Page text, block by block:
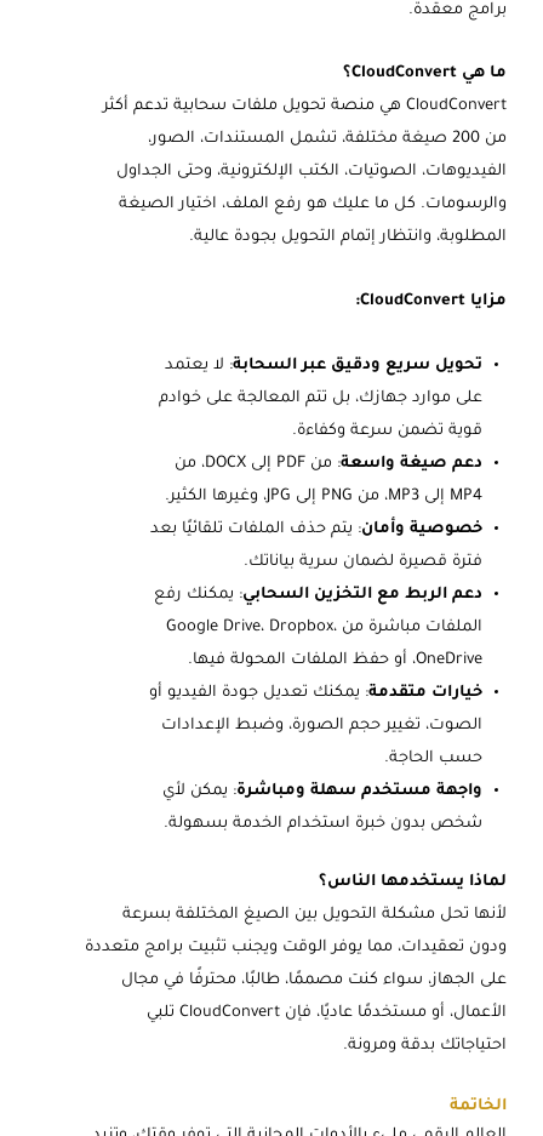
برامج معقدة.
ما هي CloudConvert؟
CloudConvert هي منصة تحويل ملفات سحابية تدعم أكثر
من 200 صيغة مختلفة، تشمل المستندات، الصور،
الفيديوهات، الصوتيات، الكتب الإلكترونية، وحتى الجداول
والرسومات. كل ما عليك هو رفع الملف، اختيار الصيغة
المطلوبة، وانتظار إتمام التحويل بجودة عالية.
مزايا CloudConvert:
تحويل سريع ودقيق عبر السحابة: لا يعتمد
على موارد جهازك، بل تتم المعالجة على خوادم
قوية تضمن سرعة وكفاءة.
دعم صيغة واسعة
: من PDF إلى DOCX، من
MP4 إلى MP3، من PNG إلى JPG، وغيرها الكثير.
خصوصية وأمان: يتم حذف الملفات تلقائيًا بعد
فترة قصيرة لضمان سرية بياناتك.
دعم الربط مع التخزين السحابي: يمكنك رفع
الملفات مباشرة من Google Drive، Dropbox،
OneDrive، أو حفظ الملفات المحولة فيها.
خيارات متقدمة: يمكنك تعديل جودة الفيديو أو
الصوت، تغيير حجم الصورة، وضبط الإعدادات
حسب الحاجة.
واجهة مستخدم سهلة ومباشرة: يمكن لأي
شخص بدون خبرة استخدام الخدمة بسهولة.
لماذا يستخدمها الناس؟
لأنها تحل مشكلة التحويل بين الصيغ المختلفة بسرعة
ودون تعقيدات، مما يوفر الوقت ويجنب تثبيت برامج متعددة
على الجهاز، سواء كنت مصممًا، طالبًا، محترفًا في مجال
الأعمال، أو مستخدمًا عاديًا، فإن CloudConvert تلبي
احتياجاتك بدقة ومرونة.
الخاتمة